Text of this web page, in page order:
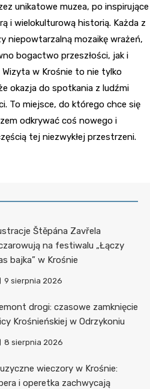
unikatowe muzea, po inspirujące
i wielokulturową historią. Każda z
niepowtarzalną mozaikę wrażeń,
bogactwo przeszłości, jak i
Wizyta w Krośnie to nie tylko
okazja do spotkania z ludźmi
To miejsce, do którego chce się
odkrywać coś nowego i
tej niezwykłej przestrzeni.
Štěpána Zavřela
na festiwalu „Łączy
bajka” w Krośnie
9 sierpnia 2026
drogi: czasowe zamknięcie
Krośnieńskiej w Odrzykoniu
8 sierpnia 2026
wieczory w Krośnie:
i operetka zachwycają